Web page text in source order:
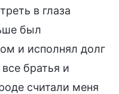
в глаза
был
и исполнял долг
братья и
считали меня